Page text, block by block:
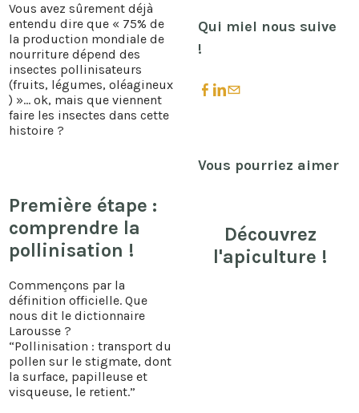
Vous avez sûrement déjà
entendu dire que « 75% de
la production mondiale de
nourriture dépend des
insectes pollinisateurs
(fruits, légumes, oléagineux
) »... ok, mais que viennent
faire les insectes dans cette
histoire ?
​Première étape :
comprendre la
pollinisation !
Commençons par la
définition officielle. Que
nous dit le dictionnaire
Larousse ?
“Pollinisation : transport du
pollen sur le stigmate, dont
la surface, papilleuse et
visqueuse, le retient.”
Qui miel nous suive
!
Vous pourriez aimer
Découvrez
l'apiculture !